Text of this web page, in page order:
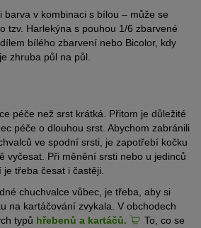
barva v kombinaci s bílou – může se
tzv. Harlekýna s pouhou 1/6 zbarvené
bílého zbarvení nebo Bicolor, kdy
zhruba půl na půl.
péče než srst krátká. Přitom je důležité
péče o dlouhou srst. Abychom zabránili
ve spodní srsti, je zapotřebí kočku
vyčesat. Při měnění srsti nebo u jedinců
třeba česat i častěji.
chuchvalce vůbec, je třeba, aby si
na kartáčování zvykala. V obchodech
typů hřebenů a kartáčů.
To, co se